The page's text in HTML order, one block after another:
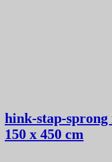
hink-stap-sprong
150 x 450 cm